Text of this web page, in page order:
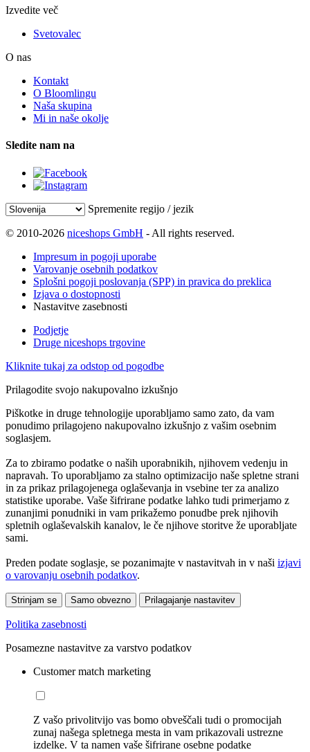
Izvedite več
Svetovalec
O nas
Kontakt
O Bloomlingu
Naša skupina
Mi in naše okolje
Sledite nam na
Spremenite regijo / jezik
© 2010-2026 niceshops GmbH - All rights reserved.
Impresum in pogoji uporabe
Varovanje osebnih podatkov
Splošni pogoji poslovanja (SPP) in pravica do preklica
Izjava o dostopnosti
Nastavitve zasebnosti
Podjetje
Druge niceshops trgovine
Kliknite tukaj za odstop od pogodbe
Prilagodite svojo nakupovalno izkušnjo
Piškotke in druge tehnologije uporabljamo samo zato, da vam
ponudimo prilagojeno nakupovalno izkušnjo z vašim osebnim
soglasjem.
Za to zbiramo podatke o naših uporabnikih, njihovem vedenju in
napravah. To uporabljamo za stalno optimizacijo naše spletne strani
in za prikaz prilagojenega oglaševanja in vsebine ter za analizo
statistike uporabe. Vaše šifrirane podatke lahko tudi primerjamo z
zunanjimi ponudniki in vam prikažemo ponudbe prek njihovih
spletnih oglaševalskih kanalov, le če njihove storitve že uporabljate
sami.
Preden podate soglasje, se pozanimajte v nastavitvah in v naši izjavi
o varovanju osebnih podatkov.
Strinjam se Samo obvezno Prilagajanje nastavitev
Politika zasebnosti
Posamezne nastavitve za varstvo podatkov
Customer match marketing
Z vašo privolitvijo vas bomo obveščali tudi o promocijah
zunaj našega spletnega mesta in vam prikazovali ustrezne
izdelke. V ta namen vaše šifrirane osebne podatke